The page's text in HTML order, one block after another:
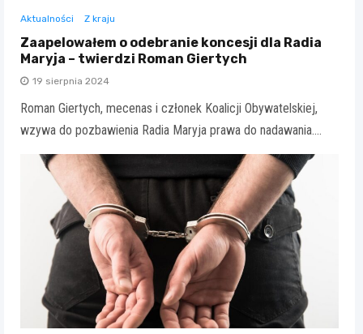
Aktualności Z kraju
Zaapelowałem o odebranie koncesji dla Radia
Maryja – twierdzi Roman Giertych
19 sierpnia 2024
Roman Giertych, mecenas i członek Koalicji Obywatelskiej,
wzywa do pozbawienia Radia Maryja prawa do nadawania.…